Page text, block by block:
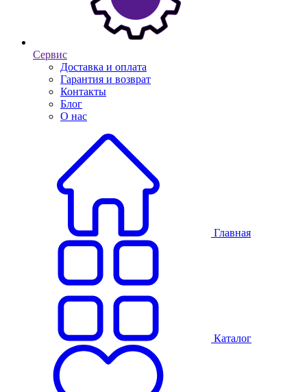
Сервис
Доставка и оплата
Гарантия и возврат
Контакты
Блог
О нас
Главная
Каталог